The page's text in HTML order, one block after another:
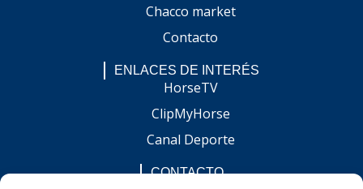
Chacco market
Contacto
ENLACES DE INTERÉS
HorseTV
ClipMyHorse
Canal Deporte
CONTACTO